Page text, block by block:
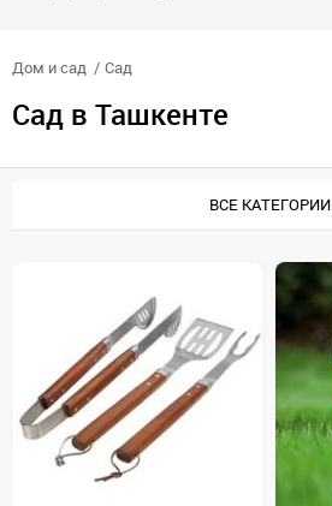
Дом и сад Сад
Сад в Ташкенте
ВСЕ КАТЕГОРИИ